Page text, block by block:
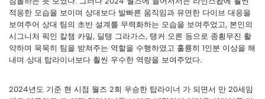
적응한 모습을 보이며 상대보다 발빠른 움직임과 유연한 다이브 대응을
보여주어 상대 팀의 초반 설계를 무력화하는 모습을 보여주었고, 본인의
시그니처 픽인 칼챔 카밀, 딜탱 그라가스, 탱커 오른 등으로 종횡무진 활
약하며 묵묵히 팀을 받쳐주는 역할을 수행하였고 훌륭히 1인분 이상을 해
내며 상대 탑라이너보다 훨씬 우수한 역량을 보여주었다.
2024년도 기준 현 시점 월즈 2회 우승한 탑라이너 가 되면서 만 20세임